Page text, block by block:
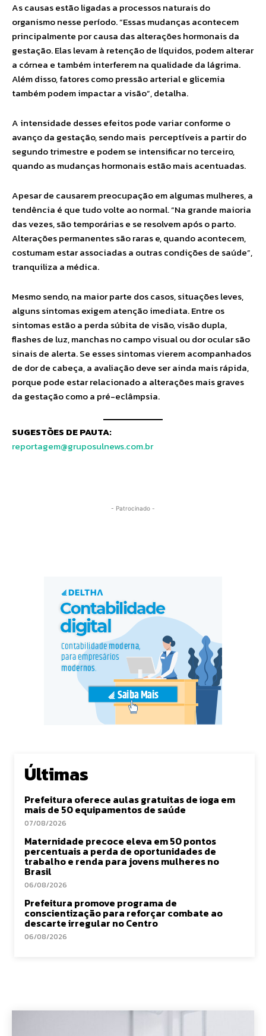
As causas estão ligadas a processos naturais do
organismo nesse período. “Essas mudanças acontecem
principalmente por causa das alterações hormonais da
gestação. Elas levam à retenção de líquidos, podem alterar
a córnea e também interferem na qualidade da lágrima.
Além disso, fatores como pressão arterial e glicemia
também podem impactar a visão”, detalha.
A intensidade desses efeitos pode variar conforme o
avanço da gestação, sendo mais perceptíveis a partir do
segundo trimestre e podem se intensificar no terceiro,
quando as mudanças hormonais estão mais acentuadas.
Apesar de causarem preocupação em algumas mulheres, a
tendência é que tudo volte ao normal. “Na grande maioria
das vezes, são temporárias e se resolvem após o parto.
Alterações permanentes são raras e, quando acontecem,
costumam estar associadas a outras condições de saúde”,
tranquiliza a médica.
Mesmo sendo, na maior parte dos casos, situações leves,
alguns sintomas exigem atenção imediata. Entre os
sintomas estão a perda súbita de visão, visão dupla,
flashes de luz, manchas no campo visual ou dor ocular são
sinais de alerta. Se esses sintomas vierem acompanhados
de dor de cabeça, a avaliação deve ser ainda mais rápida,
porque pode estar relacionado a alterações mais graves
da gestação como a pré-eclâmpsia.
SUGESTÕES DE PAUTA:
reportagem@gruposulnews.com.br
- Patrocinado -
Últimas
Prefeitura oferece aulas gratuitas de ioga em
mais de 50 equipamentos de saúde
07/08/2026
Maternidade precoce eleva em 50 pontos
percentuais a perda de oportunidades de
trabalho e renda para jovens mulheres no
Brasil
06/08/2026
Prefeitura promove programa de
conscientização para reforçar combate ao
descarte irregular no Centro
06/08/2026